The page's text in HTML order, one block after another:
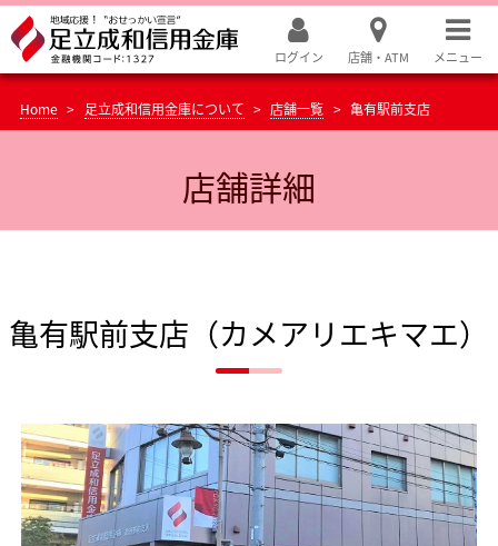
ログイン 店舗・ATM メニュー
Home 足立成和信用金庫について 店舗一覧 亀有駅前支店
店舗詳細
亀有駅前支店（カメアリエキマエ）